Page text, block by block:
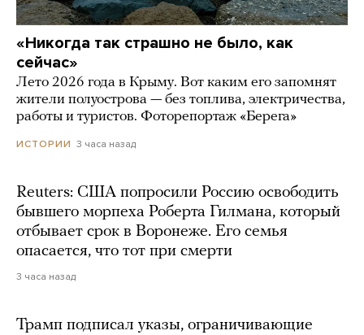
«Никогда так страшно не было, как
сейчас»
Лето 2026 года в Крыму. Вот каким его запомнят
жители полуострова — без топлива, электричества,
работы и туристов. Фоторепортаж «Берега»
ИСТОРИИ 3 часа назад
Reuters: США попросили Россию освободить
бывшего морпеха Роберта Гилмана, который
отбывает срок в Воронеже. Его семья
опасается, что тот при смерти
3 часа назад
Трамп подписал указы, ограничивающие